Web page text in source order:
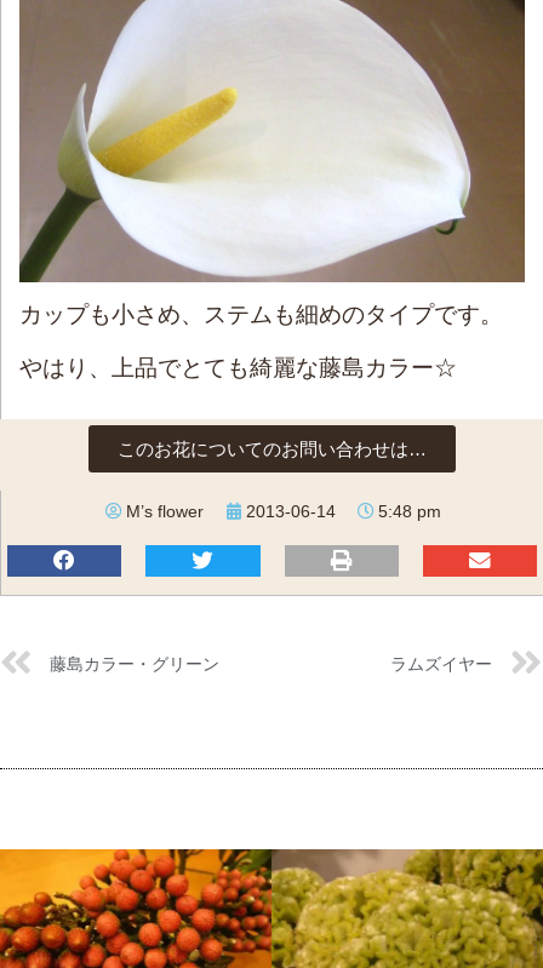
カップも小さめ、ステムも細めのタイプです。
やはり、上品でとても綺麗な藤島カラー☆
このお花についてのお問い合わせは…
M’s flower 2013-06-14 5:48 pm
藤島カラー・グリーン ラムズイヤー